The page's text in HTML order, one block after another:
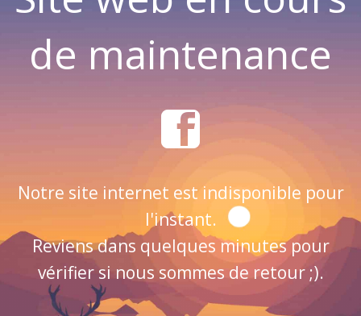
de maintenance
Notre site internet est indisponible pour
l'instant.
Reviens dans quelques minutes pour
vérifier si nous sommes de retour ;).